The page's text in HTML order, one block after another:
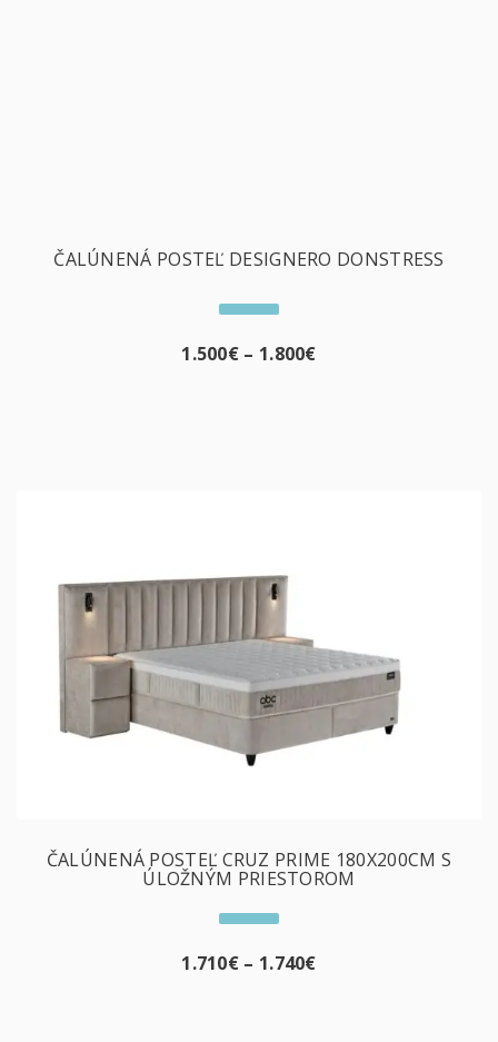
ČALÚNENÁ POSTEĽ DESIGNERO DONSTRESS
1.500€ – 1.800€
ČALÚNENÁ POSTEĽ CRUZ PRIME 180X200CM S
ÚLOŽNÝM PRIESTOROM
1.710€ – 1.740€